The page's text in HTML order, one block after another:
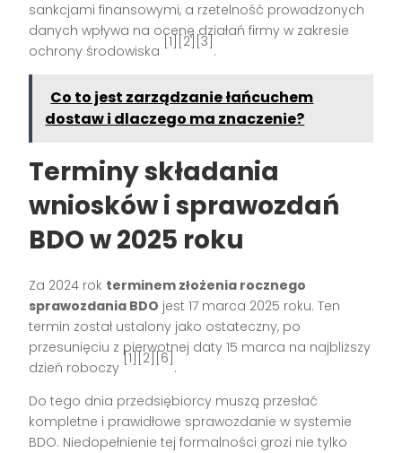
sankcjami finansowymi, a rzetelność prowadzonych
danych wpływa na ocenę działań firmy w zakresie
ochrony środowiska
[1][2][3]
.
Co to jest zarządzanie łańcuchem
dostaw i dlaczego ma znaczenie?
Terminy składania
wniosków i sprawozdań
BDO w 2025 roku
Za 2024 rok terminem złożenia rocznego
sprawozdania BDO jest 17 marca 2025 roku. Ten
termin został ustalony jako ostateczny, po
przesunięciu z pierwotnej daty 15 marca na najbliższy
dzień roboczy
[1][2][6]
.
Do tego dnia przedsiębiorcy muszą przesłać
kompletne i prawidłowe sprawozdanie w systemie
BDO. Niedopełnienie tej formalności grozi nie tylko